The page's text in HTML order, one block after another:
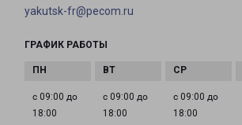
yakutsk-fr@pecom.ru
ГРАФИК РАБОТЫ
с 09:00 до
18:00
с 09:00 до
18:00
с 09:00 до
18:00